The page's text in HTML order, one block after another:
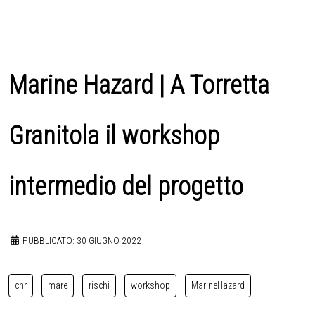
Marine Hazard | A Torretta
Granitola il workshop
intermedio del progetto
PUBBLICATO: 30 GIUGNO 2022
cnr mare rischi workshop MarineHazard